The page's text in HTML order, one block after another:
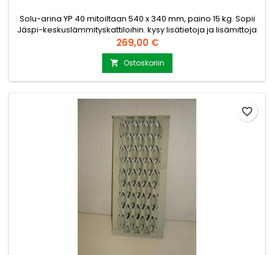
Solu-arina YP 40 mitoiltaan 540 x 340 mm, paino 15 kg. Sopii
Jäspi-keskuslämmityskattiloihin. kysy lisätietoja ja lisämittoja
myynti@puuvirrat.fi
Hinta
269,00 €
 Ostoskoriin
favorite_border